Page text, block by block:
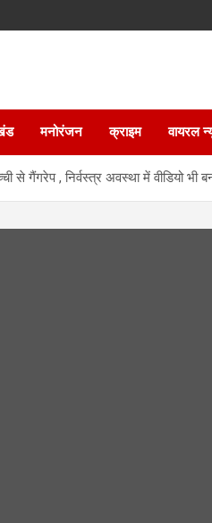
मनोरंजन क्राइम वायरल
से गैंगरेप , निर्वस्त्र अवस्था में वीडियो भी